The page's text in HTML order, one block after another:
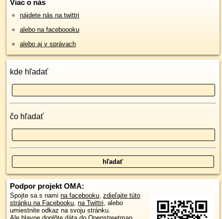
Viac o nás
nájdete nás na twittri
alebo na faceboooku
alebo aj v správach
kde hľadať
čo hľadať
Podpor projekt OMA:
Spojte sa s nami na facebooku, zdieľajte túto
stránku na Facebooku, na Twittri, alebo
umiestnite odkaz na svoju stránku.